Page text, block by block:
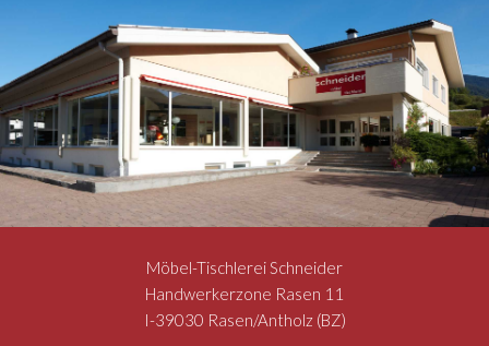
Möbel-Tischlerei Schneider
Handwerkerzone Rasen 11
I-39030 Rasen/Antholz (BZ)